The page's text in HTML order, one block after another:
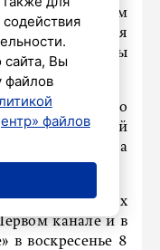
на Первом
душе покоя
актрисы
Русского
Николай
Фрейндлих дала
Фрейндлих
канале и в
в воскресенье 8
содействия
Вы
файлов
файлов